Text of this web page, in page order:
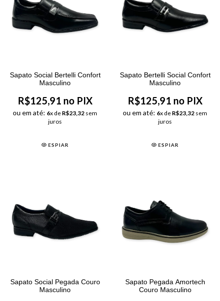
Sapato Social Bertelli Confort
Masculino
R$125,91 no PIX
ou em até: 6x de R$23,32 sem
juros
ESPIAR
Sapato Bertelli Social Confort
Masculino
R$125,91 no PIX
ou em até: 6x de R$23,32 sem
juros
ESPIAR
Sapato Social Pegada Couro
Masculino
Sapato Pegada Amortech
Couro Masculino